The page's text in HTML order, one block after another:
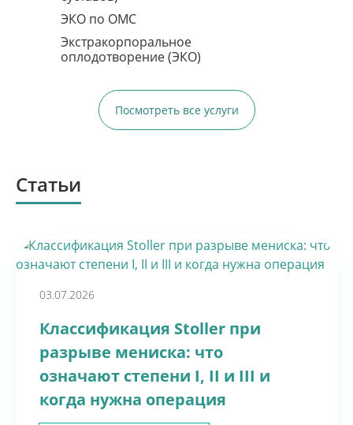
ПЕРВЫЙ ШАГ К
ВАШЕМУ СЧАСТЬЮ
Индивидуальный подбор лечения
Консервативное лечение и методом ЭКО
Запись по телефону:8(8452)34-43-88
Подробнее
ЭКО по ОМС
Экстракорпоральное
оплодотворение (ЭКО)
Посмотреть все услуги
Статьи
03.07.2026
Классификация Stoller при
разрыве мениска: что
означают степени I, II и III и
когда нужна операция